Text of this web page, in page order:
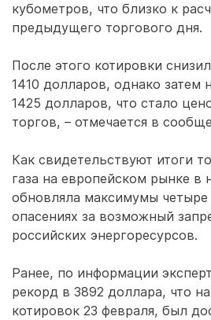
кубометров, что близко к
предыдущего торгового дня.
После этого котировки
1410 долларов, однако затем
1425 долларов, что стало
торгов, – отмечается в
Как свидетельствуют итоги
газа на европейском рынке в
обновляла максимумы
опасениях за возможный
российских энергоресурсов.
Ранее, по информации
рекорд в 3892 доллара, что
котировок 23 февраля, был